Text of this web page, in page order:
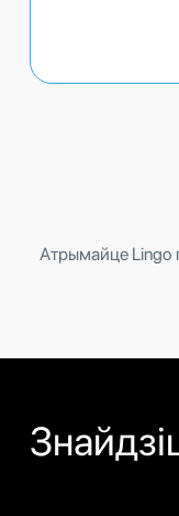
Атрымайце Lingo